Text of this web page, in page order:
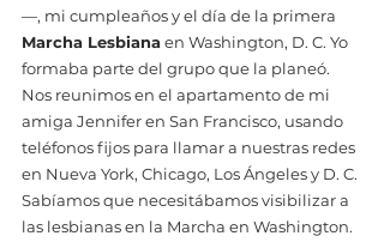
—, mi cumpleaños y el día de la primera
Marcha Lesbiana en Washington, D. C. Yo
formaba parte del grupo que la planeó.
Nos reunimos en el apartamento de mi
amiga Jennifer en San Francisco, usando
teléfonos fijos para llamar a nuestras redes
en Nueva York, Chicago, Los Ángeles y D. C.
Sabíamos que necesitábamos visibilizar a
las lesbianas en la Marcha en Washington.